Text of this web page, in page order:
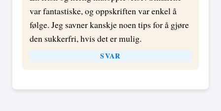
var fantastiske, og oppskriften var enkel å
følge. Jeg savner kanskje noen tips for å gjøre
den sukkerfri, hvis det er mulig.
SVAR